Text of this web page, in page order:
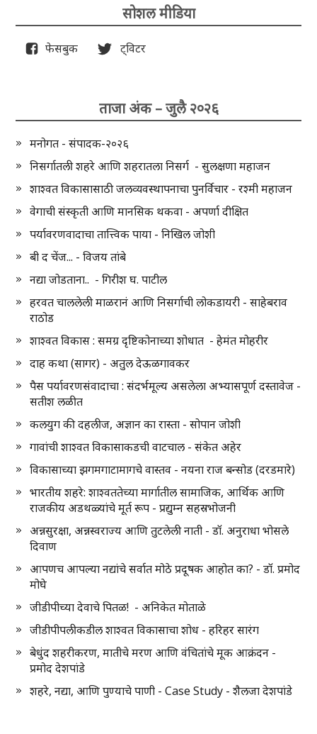
सोशल मीडिया
फेसबुक ट्विटर
ताजा अंक – जुलै २०२६
मनोगत - संपादक-२०२६
निसर्गातली शहरे आणि शहरातला निसर्ग - सुलक्षणा महाजन
शाश्वत विकासासाठी जलव्यवस्थापनाचा पुनर्विचार - रश्मी महाजन
वेगाची संस्कृती आणि मानसिक थकवा - अपर्णा दीक्षित
पर्यावरणवादाचा तात्त्विक पाया - निखिल जोशी
बी द चेंज... - विजय तांबे
नद्या जोडताना.. - गिरीश घ. पाटील
हरवत चाललेली माळरानं आणि निसर्गाची लोकडायरी - साहेबराव
राठोड
शाश्वत विकास : समग्र दृष्टिकोनाच्या शोधात - हेमंत मोहरीर
दाह कथा (सागर) - अतुल देऊळगावकर
पैस पर्यावरणसंवादाचा : संदर्भमूल्य असलेला अभ्यासपूर्ण दस्तावेज -
सतीश लळीत
कलयुग की दहलीज, अज्ञान का रास्ता - सोपान जोशी
गावांची शाश्वत विकासाकडची वाटचाल - संकेत अहेर
विकासाच्या झगमगाटामागचे वास्तव - नयना राज बन्सोड (दरडमारे)
भारतीय शहरे: शाश्वततेच्या मार्गातील सामाजिक, आर्थिक आणि
राजकीय अडथळ्यांचे मूर्त रूप - प्रद्युम्न सहस्रभोजनी
अन्नसुरक्षा, अन्नस्वराज्य आणि तुटलेली नाती - डॉ. अनुराधा भोसले
दिवाण
आपणच आपल्या नद्यांचे सर्वात मोठे प्रदूषक आहोत का? - डॉ. प्रमोद
मोघे
जीडीपीच्या देवाचे पितळ! - अनिकेत मोताळे
जीडीपीपलीकडील शाश्वत विकासाचा शोध - हरिहर सारंग
बेधुंद शहरीकरण, मातीचे मरण आणि वंचितांचे मूक आक्रंदन -
प्रमोद देशपांडे
शहरे, नद्या, आणि पुण्याचे पाणी - Case Study - शैलजा देशपांडे